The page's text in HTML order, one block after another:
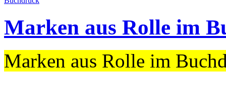
Marken aus Rolle im
Marken aus Rolle im